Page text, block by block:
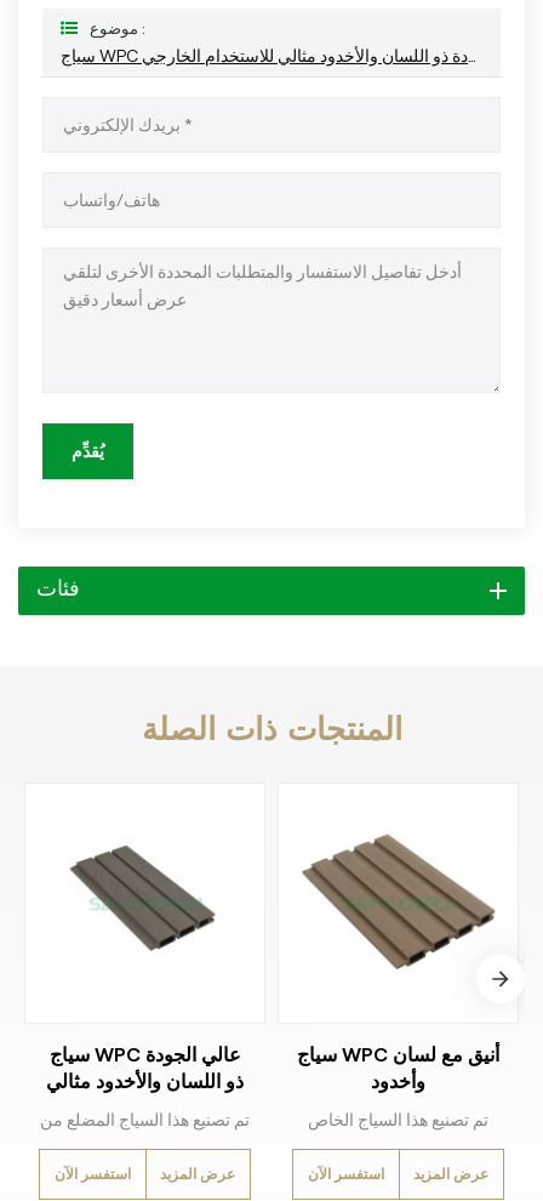
موضوع :
يُقدِّم
فئات
المنتجات ذات الصلة
سياج WPC عالي الجودة
ذو اللسان والأخدود مثالي
للاستخدام الخارجي
تم تصنيع هذا السياج المضلع من
الخشب والبلاستيك عالي
الجودة (WPC)، وهو مصمم
استفسر الآن عرض المزيد
سياج WPC أنيق مع لسان
وأخدود
تم تصنيع هذا السياج الخاص
المصنوع من الخشب
والبلاستيك المركب (WPC)
استفسر الآن عرض المزيد